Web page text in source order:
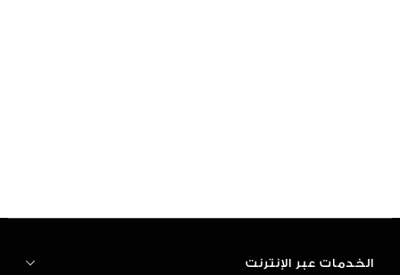
الخدمات عبر الإنترنت